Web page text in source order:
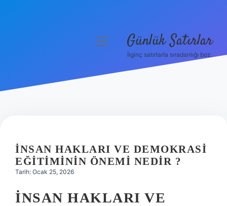
Hakkımızda
menüyü Günlük Satırlar
İlginç satırlarla sıradanlığı boz.
İNSAN HAKLARI VE DEMOKRASI
EĞITIMININ ÖNEMI NEDIR ?
Tarih: Ocak 25, 2026
İNSAN HAKLARI VE